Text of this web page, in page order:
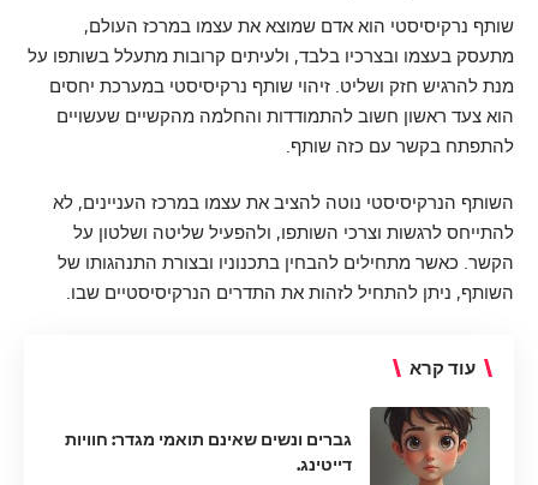
שותף נרקיסיסטי הוא אדם שמוצא את עצמו במרכז העולם,
מתעסק בעצמו ובצרכיו בלבד, ולעיתים קרובות מתעלל בשותפו על
מנת להרגיש חזק ושליט. זיהוי שותף נרקיסיסטי במערכת יחסים
הוא צעד ראשון חשוב להתמודדות והחלמה מהקשיים שעשויים
להתפתח בקשר עם כזה שותף.
השותף הנרקיסיסטי נוטה להציב את עצמו במרכז העניינים, לא
להתייחס לרגשות וצרכי השותפו, ולהפעיל שליטה ושלטון על
הקשר. כאשר מתחילים להבחין בתכנוניו ובצורת התנהגותו של
השותף, ניתן להתחיל לזהות את התדרים הנרקיסיסטיים שבו.
עוד קרא
גברים ונשים שאינם תואמי מגדר: חוויות
דייטינג.